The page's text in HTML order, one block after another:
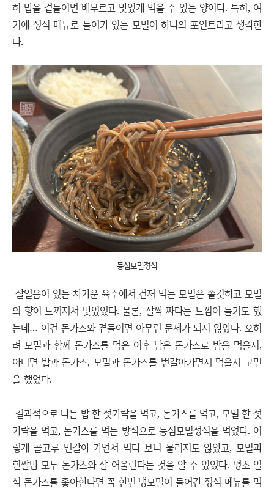
히 밥을 곁들이면 배부르고 맛있게 먹을 수 있는 양이다. 특히, 여
기에 정식 메뉴로 들어가 있는 모밀이 하나의 포인트라고 생각한
다.
등심모밀정식
살얼음이 있는 차가운 육수에서 건져 먹는 모밀은 쫄깃하고 모밀
의 향이 느껴져서 맛있었다. 물론, 살짝 짜다는 느낌이 들기도 했
는데… 이건 돈가스와 곁들이면 아무런 문제가 되지 않았다. 오히
려 모밀과 함께 돈가스를 먹은 이후 남은 돈가스로 밥을 먹을지,
아니면 밥과 돈가스, 모밀과 돈가스를 번갈아가면서 먹을지 고민
을 했었다.
결과적으로 나는 밥 한 젓가락을 먹고, 돈가스를 먹고, 모밀 한 젓
가락을 먹고, 돈가스를 먹는 방식으로 등심모밀정식을 먹었다. 이
렇게 골고루 번갈아 가면서 먹다 보니 물리지도 않았고, 모밀과
흰쌀밥 모두 돈가스와 잘 어울린다는 것을 알 수 있었다. 평소 일
식 돈가스를 좋아한다면 꼭 한번 냉모밀이 들어간 정식 메뉴를 먹